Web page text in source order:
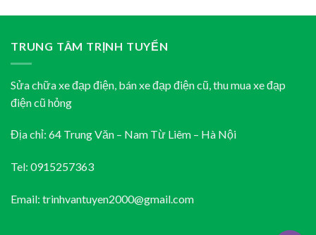
TRUNG TÂM TRỊNH TUYỂN
Sửa chữa xe đạp điện, bán xe đạp điện cũ, thu mua xe đạp
điện cũ hỏng
Địa chỉ: 64 Trung Văn – Nam Từ Liêm – Hà Nội
Tel: 0915257363
Email: trinhvantuyen2000@gmail.com